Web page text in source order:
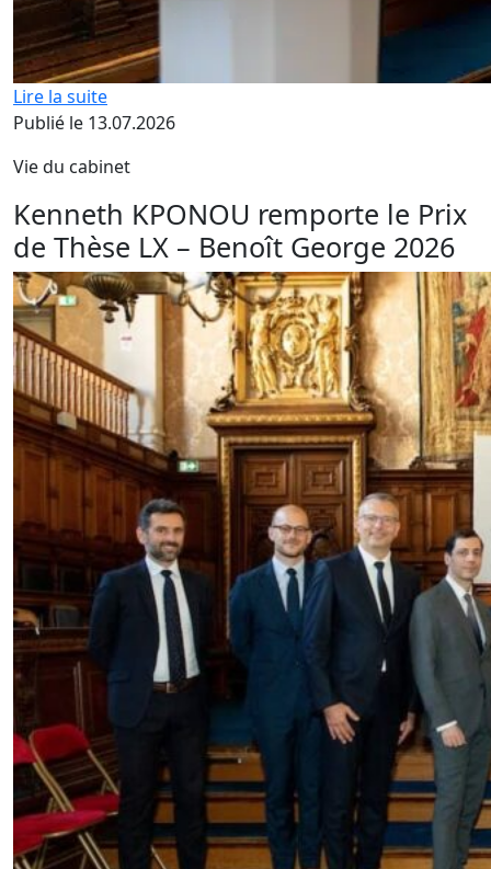
Lire la suite
Publié le 13.07.2026
Vie du cabinet
Kenneth KPONOU remporte le Prix
de Thèse LX – Benoît George 2026